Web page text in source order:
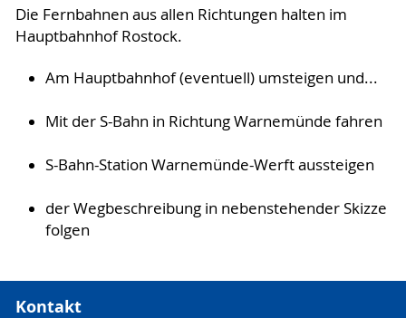
Die Fernbahnen aus allen Richtungen halten im
Hauptbahnhof Rostock.
Am Hauptbahnhof (eventuell) umsteigen und...
Mit der S-Bahn in Richtung Warnemünde fahren
S-Bahn-Station Warnemünde-Werft aussteigen
der Wegbeschreibung in nebenstehender Skizze
folgen
Kontakt